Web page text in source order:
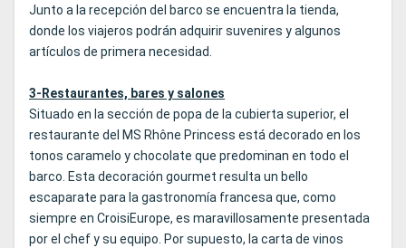
Junto a la recepción del barco se encuentra la tienda,
donde los viajeros podrán adquirir suvenires y algunos
artículos de primera necesidad.
3-Restaurantes, bares y salones
Situado en la sección de popa de la cubierta superior, el
restaurante del MS Rhône Princess está decorado en los
tonos caramelo y chocolate que predominan en todo el
barco. Esta decoración gourmet resulta un bello
escaparate para la gastronomía francesa que, como
siempre en CroisiEurope, es maravillosamente presentada
por el chef y su equipo. Por supuesto, la carta de vinos